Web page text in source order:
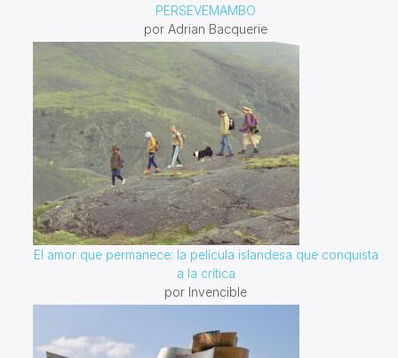
PERSEVEMAMBO
por Adrian Bacquerie
El amor que permanece: la película islandesa que conquista
a la crítica
por Invencible